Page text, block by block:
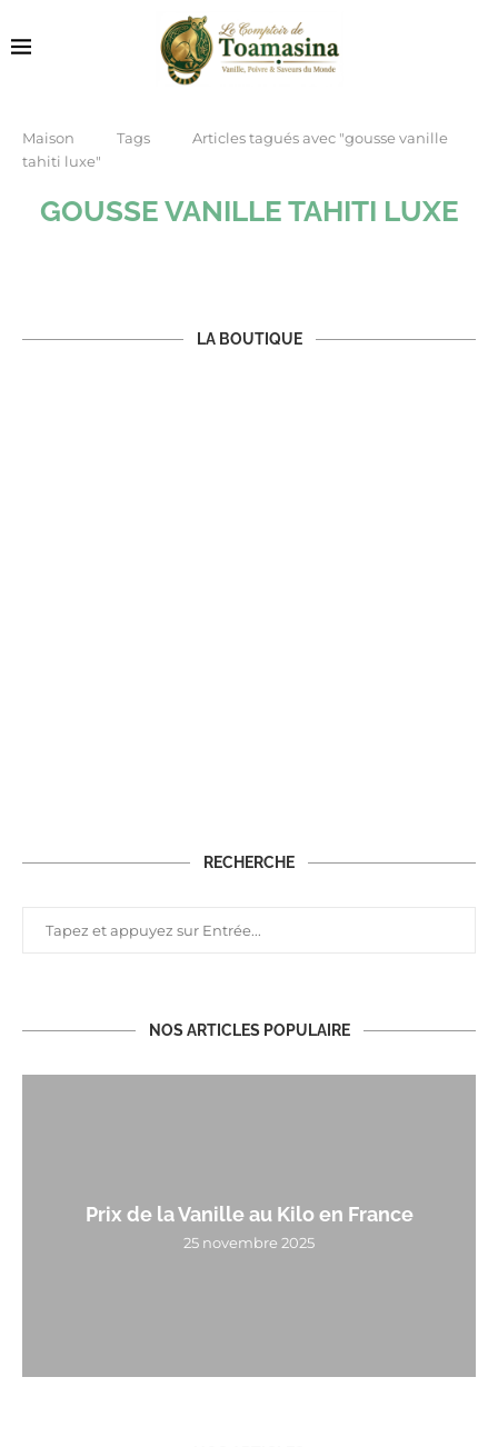
Maison Tags
Articles tagués avec "gousse vanille
tahiti luxe"
GOUSSE VANILLE TAHITI LUXE
LA BOUTIQUE
RECHERCHE
NOS ARTICLES POPULAIRE
Prix de la Vanille au Kilo en France
25 novembre 2025